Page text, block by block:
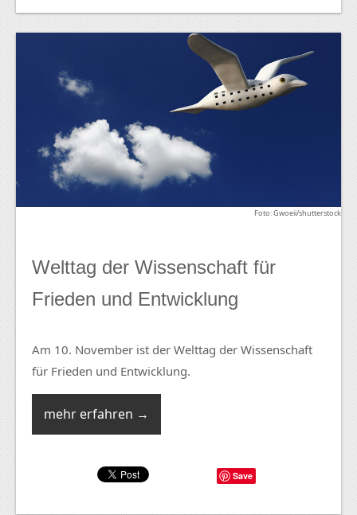
Foto: Gwoeii/shutterstock
Welttag der Wissenschaft für
Frieden und Entwicklung
Am 10. November ist der Welttag der Wissenschaft
für Frieden und Entwicklung.
mehr erfahren →
Save